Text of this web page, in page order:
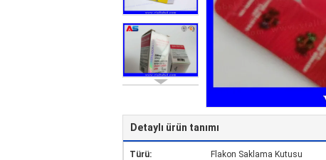
Detaylı ürün tanımı
Türü: Flakon Saklama Kutusu